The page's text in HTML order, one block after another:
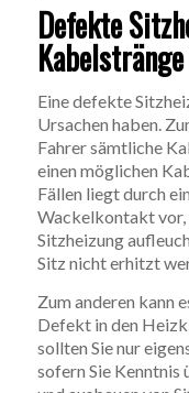
Defekte
Eine defekte
Ursachen haben.
Fahrer sämtliche
einen möglichen
Fällen liegt durch
Wackelkontakt vor,
Sitzheizung
Sitz nicht erhitzt
Zum anderen kann
Defekt in den
sollten Sie nur
sofern Sie Kenntnis